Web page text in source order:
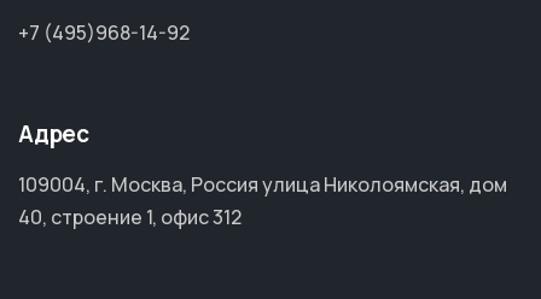
+7 (495)968-14-92
Адрес
109004, г. Москва, Россия улица Николоямская, дом
40, строение 1, офис 312